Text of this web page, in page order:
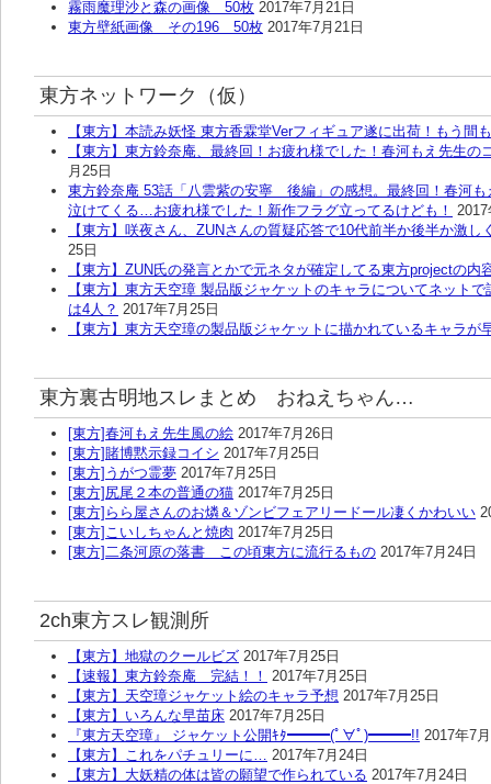
霧雨魔理沙と森の画像 50枚 2017年7月21日
東方壁紙画像 その196 50枚 2017年7月21日
東方ネットワーク（仮）
【東方】本読み妖怪 東方香霖堂Verフィギュア遂に出荷！もう間
【東方】東方鈴奈庵、最終回！お疲れ様でした！春河もえ先生の
月25日
東方鈴奈庵 53話「八雲紫の安寧 後編」の感想。最終回！春河も
泣けてくる…お疲れ様でした！新作フラグ立ってるけども！
【東方】咲夜さん、ZUNさんの質疑応答で10代前半か後半か激し
25日
【東方】ZUN氏の発言とかで元ネタが確定してる東方projectの内
【東方】東方天空璋 製品版ジャケットのキャラについてネット
は4人？ 2017年7月25日
【東方】東方天空璋の製品版ジャケットに描かれているキャラが
東方裏古明地スレまとめ おねえちゃん…
[東方]春河もえ先生風の絵 2017年7月26日
[東方]賭博黙示録コイシ 2017年7月25日
[東方]うがつ霊夢 2017年7月25日
[東方]尻尾２本の普通の猫 2017年7月25日
[東方]らら屋さんのお燐＆ゾンビフェアリードール凄くかわいい
[東方]こいしちゃんと焼肉 2017年7月25日
[東方]二条河原の落書 この頃東方に流行るもの 2017年7月24日
2ch東方スレ観測所
【東方】地獄のクールビズ 2017年7月25日
【速報】東方鈴奈庵 完結！！ 2017年7月25日
【東方】天空璋ジャケット絵のキャラ予想 2017年7月25日
【東方】いろんな早苗床 2017年7月25日
『東方天空璋』 ジャケット公開ｷﾀ━━━(ﾟ∀ﾟ)━━━!! 2017年7
【東方】これをパチュリーに… 2017年7月24日
【東方】大妖精の体は皆の願望で作られている 2017年7月24日